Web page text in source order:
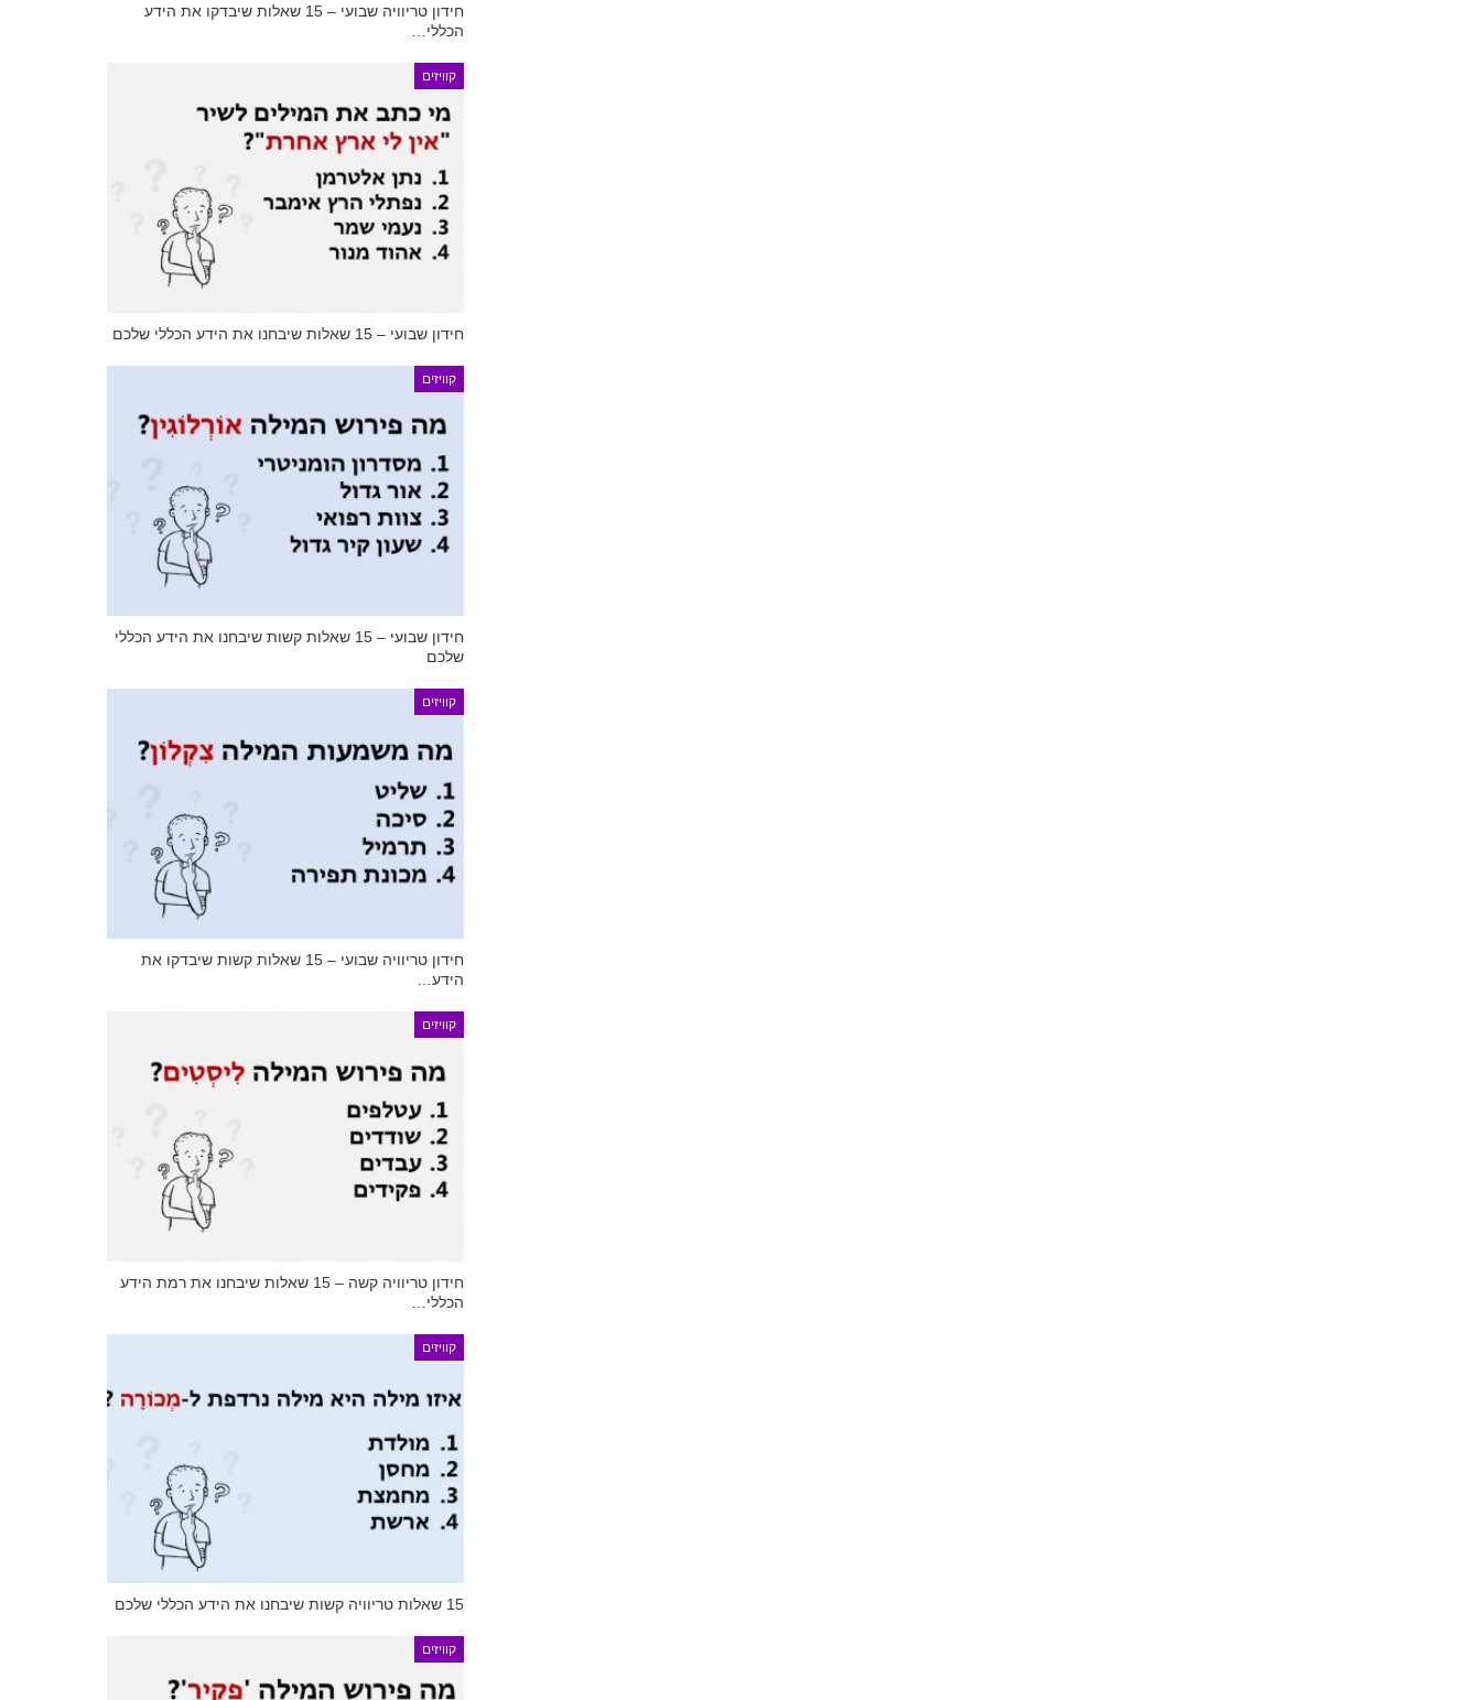
חידון טריוויה שבועי – 15 שאלות שיבדקו את הידע
הכללי…
קוויזים
חידון שבועי – 15 שאלות שיבחנו את הידע הכללי שלכם
קוויזים
חידון שבועי – 15 שאלות קשות שיבחנו את הידע הכללי
שלכם
קוויזים
חידון טריוויה שבועי – 15 שאלות קשות שיבדקו את
הידע…
קוויזים
חידון טריוויה קשה – 15 שאלות שיבחנו את רמת הידע
הכללי…
קוויזים
15 שאלות טריוויה קשות שיבחנו את הידע הכללי שלכם
קוויזים